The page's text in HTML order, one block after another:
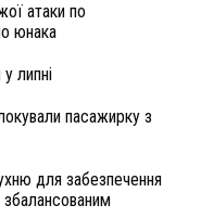
атаки по
юнака
липні
пасажирку з
для забезпечення
збалансованим